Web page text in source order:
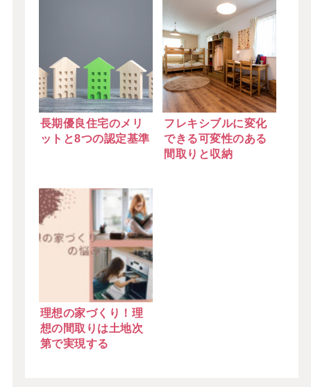
長期優良住宅のメリ
ットと8つの認定基準
フレキシブルに変化
できる可変性のある
間取りと収納
理想の家づくり！理
想の間取りは土地次
第で実現する